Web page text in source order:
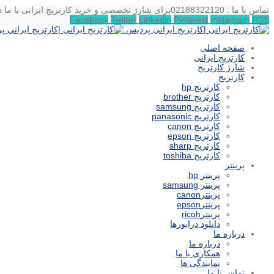
تماس با ما : 02188322120
برای شارژ تخصصی و خرید کارتریج ایرانی با ما
Facebook Twitter Linkedin Pinterest Instagram RSS
صفحه اصلی
کارتریج ایرانی
شارژ کارتریج
کارتریج
کارتریج hp
کارتریج brother
کارتریج samsung
کارتریج panasonic
کارتریج canon
کارتریج epson
کارتریج sharp
کارتریج toshiba
پرینتر
پرینتر hp
پرینتر samsung
پرینترcanon
پرینترepson
پرینترricoh
دانلود درایورها
درباره ما
درباره ما
همکاری با ما
نمایندگی ها